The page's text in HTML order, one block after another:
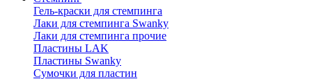
Гель-краски для стемпинга
Лаки для стемпинга Swanky
Лаки для стемпинга прочие
Пластины LAK
Пластины Swanky
Сумочки для пластин